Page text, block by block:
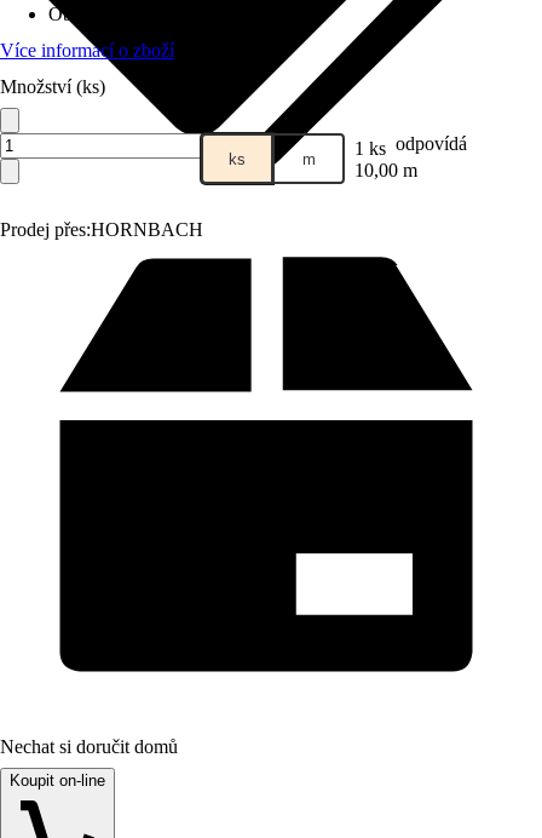
Prodej přes:HORNBACH
Oblast využití
Více informací o zboží
Množství (ks)
ks m 1 ks odpovídá
10,00 m
Nechat si doručit domů
Koupit on-line